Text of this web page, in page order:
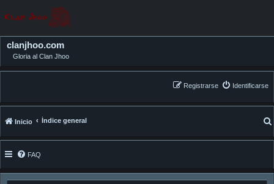
clanjhoo.com
Gloria al Clan Jhoo
Identificarse
Registrarse
Inicio Índice general
FAQ